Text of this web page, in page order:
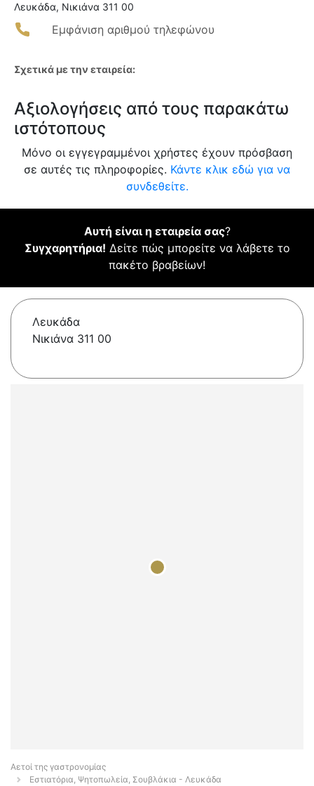
Λευκάδα, Νικιάνα 311 00
Εμφάνιση αριθμού τηλεφώνου
Σχετικά με την εταιρεία:
Αξιολογήσεις από τους παρακάτω
ιστότοπους
Μόνο οι εγγεγραμμένοι χρήστες έχουν πρόσβαση
σε αυτές τις πληροφορίες. Κάντε κλικ εδώ για να
συνδεθείτε.
Αυτή είναι η εταιρεία σας?
Συγχαρητήρια! Δείτε πώς μπορείτε να λάβετε το
πακέτο βραβείων!
Λευκάδα
Νικιάνα 311 00
Αετοί της γαστρονομίας
Εστιατόρια, Ψητοπωλεία, Σουβλάκια - Λευκάδα